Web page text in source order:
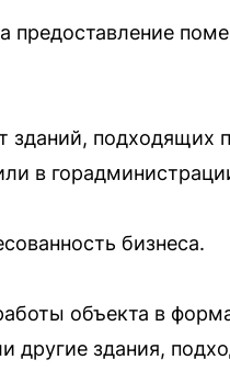
предоставление
зданий, подходящих
в
бизнеса.
объекта в
здания,